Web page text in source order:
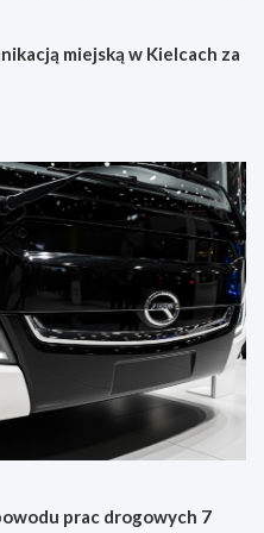
miejską w Kielcach za
prac drogowych 7